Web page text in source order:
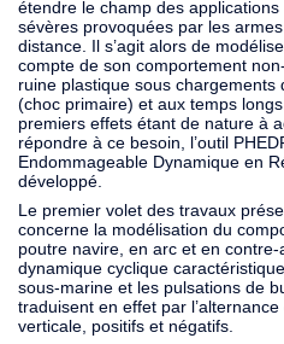
étendre le champ des
sévères provoquées par les
distance. Il s’agit alors de
compte de son comportement
ruine plastique sous chargements
(choc primaire) et aux temps
premiers effets étant de nature à
répondre à ce besoin, l’outil
Endommageable Dynamique en
développé.
Le premier volet des travaux
concerne la modélisation du
poutre navire, en arc et en
dynamique cyclique
sous-marine et les pulsations de
traduisent en effet par
verticale, positifs et négatifs.